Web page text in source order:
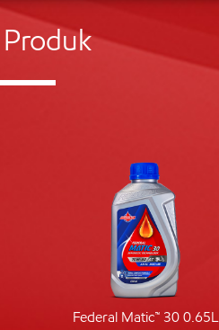
Federal Matic™ 30 0.65L